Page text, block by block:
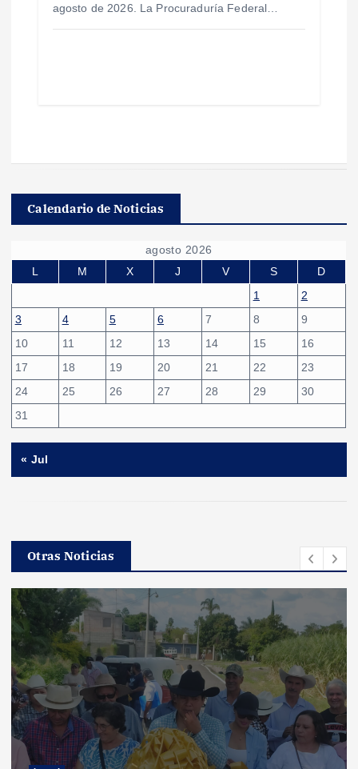
agosto de 2026. La Procuraduría Federal…
Calendario de Noticias
agosto 2026
L
M X J V S
D
1
2
3
4 5 6 7 8
9
10
11 12 13 14 15
16
17
18 19 20 21 22
23
24
25 26 27 28 29
30
31
« Jul
Otras Noticias